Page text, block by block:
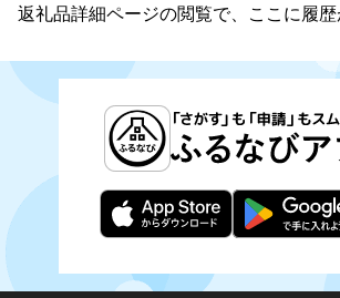
返礼品詳細ページの閲覧で、ここに履歴